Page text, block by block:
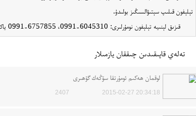
تېلېفون قىلىپ سېتىۋالسىڭىز بولىدۇ.
قىزىق لېنىيە تېلېفون نومۇرلىرى: 6045310-0991، 6757855-0991 ياكى 6709060-0991 قاتارلىقلار!!!
تەلەي قاپىقىدىن چىققان يازمىلار
لوقمان ھەكىم ئومۇرتقا سۆڭەك گۆھىرى
2015-02-27 20:34:18
2407